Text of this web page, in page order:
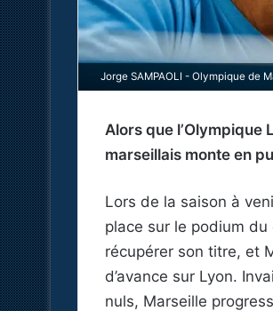
Jorge SAMPAOLI - Olympique de
Alors que
marseillais monte en
Lors de la saison à
place sur le podium
récupérer son titre, et
d’avance sur Lyon.
nuls, Marseille